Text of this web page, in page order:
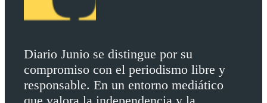
Diario Junio se distingue por su
compromiso con el periodismo libre y
responsable. En un entorno mediático